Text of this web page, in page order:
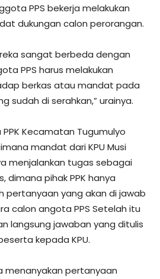
PPS bekerja melakukan
dukungan calon perorangan.
sangat berbeda dengan
PPS harus melakukan
berkas atau mandat pada
sudah di serahkan,” urainya.
Kecamatan Tugumulyo
mandat dari KPU Musi
menjalankan tugas sebagai
dimana pihak PPK hanya
pertanyaan yang akan di jawab
calon angota PPS Setelah itu
langsung jawaban yang ditulis
kepada KPU.
menanyakan pertanyaan